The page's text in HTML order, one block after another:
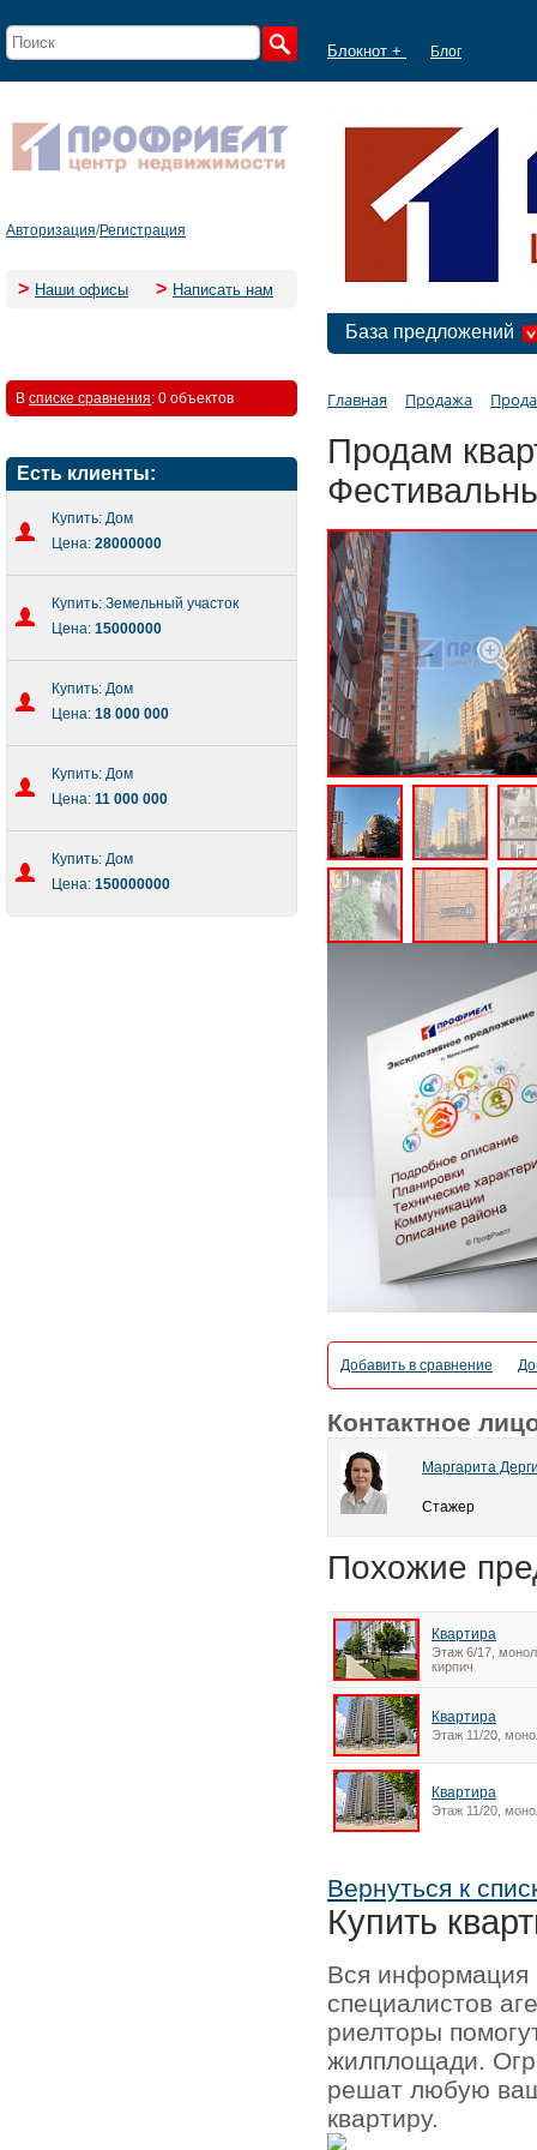
Блокнот + Блог
Авторизация/Регистрация
> Наши офисы > Написать нам
База предложений
В списке сравнения: 0 объектов
Есть клиенты:
Купить: Дом
Цена: 28000000
Купить: Земельный участок
Цена: 15000000
Купить: Дом
Цена: 18 000 000
Купить: Дом
Цена: 11 000 000
Купить: Дом
Цена: 150000000
Главная Продажа
Продам
Добавить в сравнение
Контактное
Маргарита
Стажер
Похожие
Квартира
Этаж 6/17,
кирпич
Квартира
Этаж 11/20,
Квартира
Этаж 11/20,
Вернуться к
Купить
Вся информация
специалистов
риелторы
жилплощади.
решат любую
квартиру.